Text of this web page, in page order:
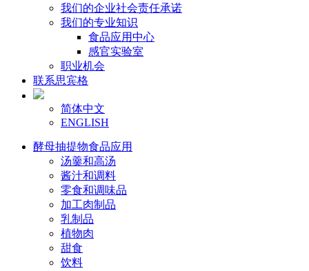
我们的企业社会责任承诺
我们的专业知识
食品应用中心
感官实验室
职业机会
联系思宾格
简体中文
ENGLISH
酵母抽提物食品应用
汤羹和高汤
酱汁和调料
零食和调味品
加工肉制品
乳制品
植物肉
甜食
饮料